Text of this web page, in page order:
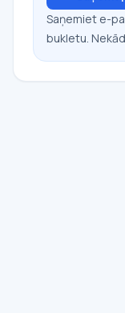
Saņemiet e-
bukletu.